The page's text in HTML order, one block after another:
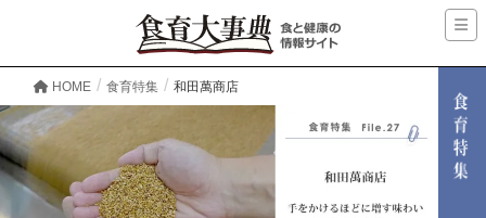
HOME 食育特集 和田萬商店